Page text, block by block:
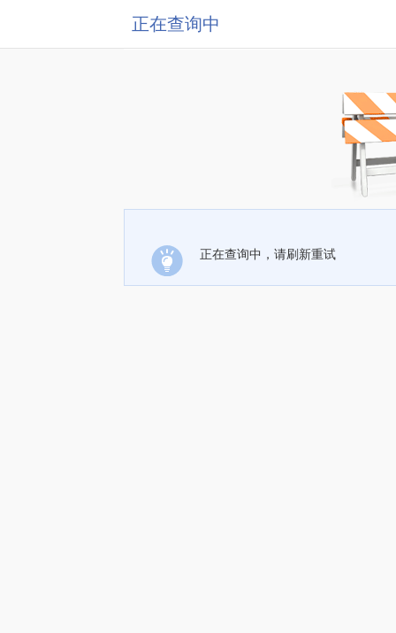
正在查询中
正在查询中，请刷新重试